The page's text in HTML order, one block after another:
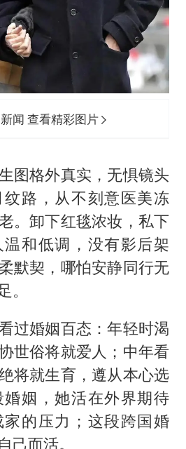
闻 查看精彩图片
图格外真实，无惧镜头
路，从不刻意医美冻
。卸下红毯浓妆，私下
和低调，没有影后架
默契，哪怕安静同行无
过婚姻百态：年轻时渴
世俗将就爱人；中年看
将就生育，遵从本心选
姻，她活在外界期待
的压力；这段跨国婚
己而活。